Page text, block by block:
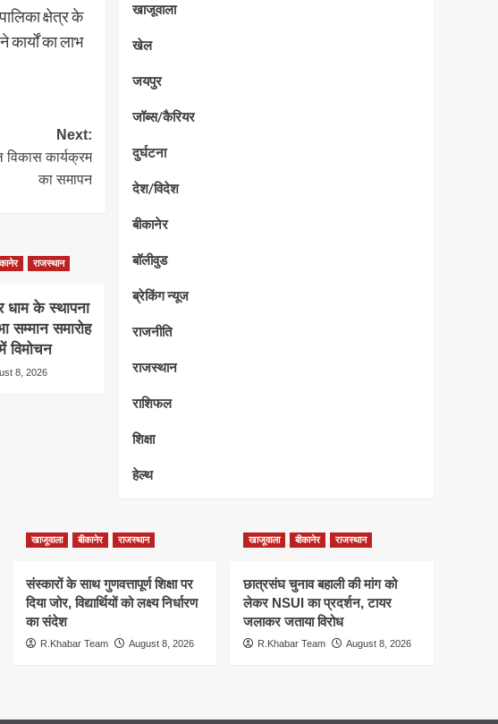
क्षेत्र के
का लाभ
Next:
विकास कार्यक्रम
का समापन
राजस्थान
धाम के स्थापना
सम्मान समारोह
विमोचन
8, 2026
खाजूवाला
खेल
जयपुर
जॉब्स/कैरियर
दुर्घटना
देश/विदेश
बीकानेर
बॉलीवुड
ब्रेकिंग न्यूज
राजनीति
राजस्थान
राशिफल
शिक्षा
हेल्थ
खाजूवाला बीकानेर राजस्थान
संस्कारों के साथ गुणवत्तापूर्ण शिक्षा पर
दिया जोर, विद्यार्थियों को लक्ष्य निर्धारण
का संदेश
R.Khabar Team August 8, 2026
खाजूवाला बीकानेर राजस्थान
छात्रसंघ चुनाव बहाली की मांग को
लेकर NSUI का प्रदर्शन, टायर
जलाकर जताया विरोध
R.Khabar Team August 8, 2026